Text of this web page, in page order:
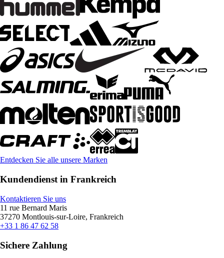
Entdecken Sie alle unsere Marken
Kundendienst in Frankreich
Kontaktieren Sie uns
11 rue Bernard Maris
37270 Montlouis-sur-Loire, Frankreich
+33 1 86 47 62 58
Sichere Zahlung